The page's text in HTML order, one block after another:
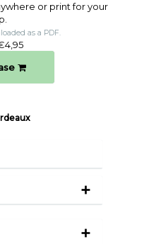
or print for your
as a PDF.